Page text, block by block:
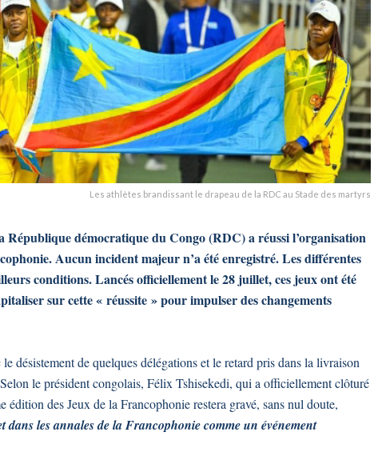
Les athlètes brandissant le drapeau de la RDC au Stade des martyrs
démocratique du Congo (RDC) a réussi l’organisation
Aucun incident majeur n’a été enregistré. Les différentes
conditions. Lancés officiellement le 28 juillet, ces jeux ont été
sur cette « réussite » pour impulser des changements
désistement de quelques délégations et le retard pris dans la livraison
le président congolais, Félix Tshisekedi, qui a officiellement clôturé
édition des Jeux de la Francophonie restera gravé, sans nul doute,
dans les annales de la Francophonie comme un événement